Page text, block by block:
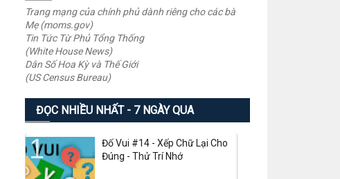
Trang mạng của chính phủ dành riêng cho các bà
Mẹ (moms.gov)
Tin Tức Từ Phủ Tổng Thống
(White House News)
Dân Số Hoa Kỳ và Thế Giới
(US Census Bureau)
ĐỌC NHIỀU NHẤT - 7 NGÀY QUA
Đố Vui #14 - Xếp Chữ Lại Cho
Đúng - Thử Trí Nhớ